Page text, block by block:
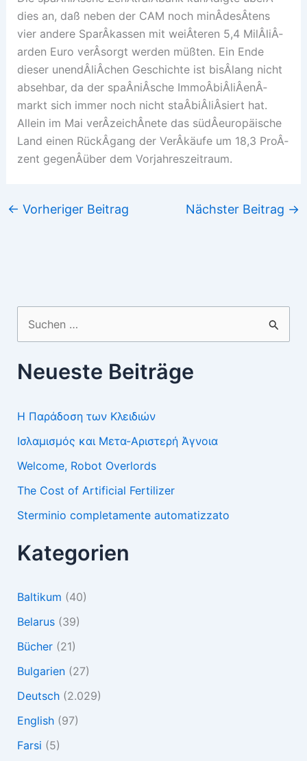
dies an, daß neben der CAM noch minÂ­desÂ­tens
vier andere SparÂ­kassen mit weiÂ­teren 5,4 MilÂ­liÂ­
arden Euro verÂ­sorgt werden müßten. Ein Ende
dieser unendÂ­liÂ­chen Geschichte ist bisÂ­lang nicht
absehbar, da der spaÂ­niÂ­sche ImmoÂ­biÂ­liÂ­enÂ­
markt sich immer noch nicht staÂ­biÂ­liÂ­siert hat.
Allein im Mai verÂ­zeichÂ­nete das südÂ­europäische
Land einen RückÂ­gang der VerÂ­käufe um 18,3 ProÂ­
zent gegenÂ­über dem Vorjahreszeitraum.
← Vorheriger Beitrag Nächster Beitrag →
Suchen
nach:
Neueste Beiträge
Η Παράδοση των Κλειδιών
Ισλαμισμός και Μετα-Αριστερή Άγνοια
Welcome, Robot Overlords
The Cost of Artificial Fertilizer
Sterminio completamente automatizzato
Kategorien
Baltikum (40)
Belarus(39)
Bücher(21)
Bulgarien(27)
Deutsch(2.029)
English(97)
Farsi (5)